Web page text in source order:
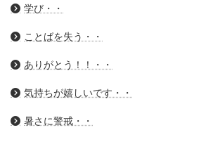
学び・・
ことばを失う・・
ありがとう！！・・
気持ちが嬉しいです・・
暑さに警戒・・